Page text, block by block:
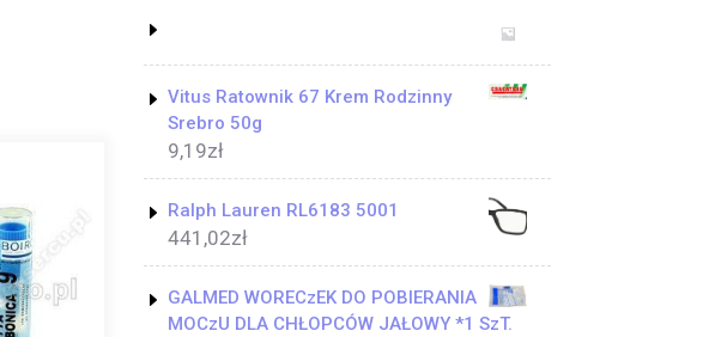
Vitus Ratownik 67 Krem Rodzinny
Srebro 50g
9,19zł
Ralph Lauren RL6183 5001
441,02zł
GALMED WORECzEK DO POBIERANIA
MOCzU DLA CHŁOPCÓW JAŁOWY *1 SzT.